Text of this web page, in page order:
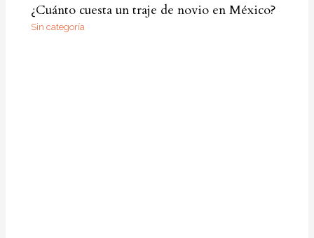
¿Cuánto cuesta un traje de novio en México?
Sin categoría